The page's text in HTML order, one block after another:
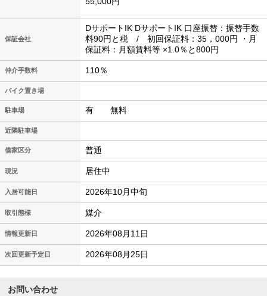
保証会社
DサポートIK DサポートIK 口座振替：振替手数
料90円と税 / 初回保証料：35，000円 ・月
保証料：月額賃料等 ×1.0％と800円
仲介手数料 110％
バイク置き場
駐車場 有 無料
近隣駐車場
借家区分 普通
現況 居住中
入居可能日 2026年10月中旬
取引態様 媒介
情報更新日 2026年08月11日
次回更新予定日 2026年08月25日
お問い合わせ